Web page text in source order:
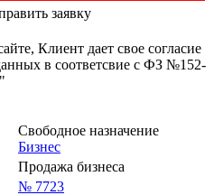
заявку
Клиент дает свое согласие
в соответсвие с ФЗ №152-
Свободное назначение
Бизнес
Продажа бизнеса
№ 7723